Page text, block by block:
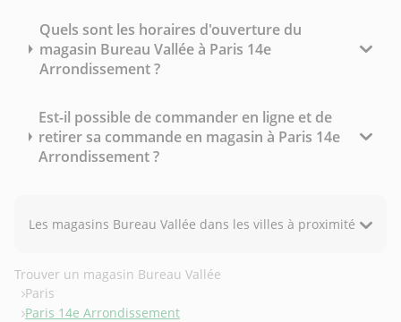
Quels sont les horaires d'ouverture du
magasin Bureau Vallée à Paris 14e
Arrondissement ?
Est-il possible de commander en ligne et de
retirer sa commande en magasin à Paris 14e
Arrondissement ?
Les magasins Bureau Vallée dans les villes à proximité
Trouver un magasin Bureau Vallée
Paris
Paris 14e Arrondissement